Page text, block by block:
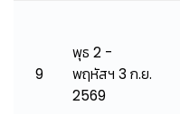
9
พุธ 2 -
พฤหัสฯ 3 ก.ย.
2569